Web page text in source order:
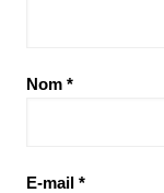
Nom *
E-mail *